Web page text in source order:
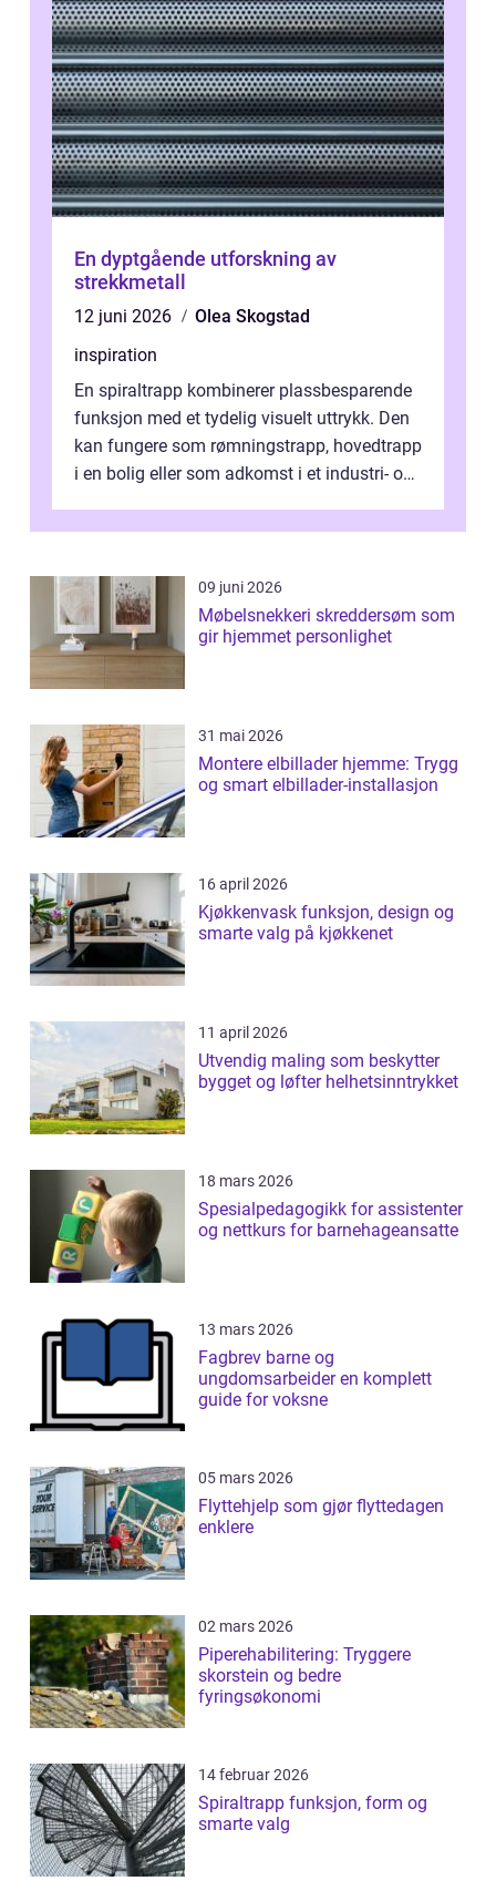
En dyptgående utforskning av
strekkmetall
12 juni 2026
Olea Skogstad
inspiration
En spiraltrapp kombinerer plassbesparende
funksjon med et tydelig visuelt uttrykk. Den
kan fungere som rømningstrapp, hovedtrapp
i en bolig eller som adkomst i et industri- og
09 juni 2026
Møbelsnekkeri skreddersøm som
gir hjemmet personlighet
31 mai 2026
Montere elbillader hjemme: Trygg
og smart elbillader-installasjon
16 april 2026
Kjøkkenvask funksjon, design og
smarte valg på kjøkkenet
11 april 2026
Utvendig maling som beskytter
bygget og løfter helhetsinntrykket
18 mars 2026
Spesialpedagogikk for assistenter
og nettkurs for barnehageansatte
13 mars 2026
Fagbrev barne og
ungdomsarbeider en komplett
guide for voksne
05 mars 2026
Flyttehjelp som gjør flyttedagen
enklere
02 mars 2026
Piperehabilitering: Tryggere
skorstein og bedre
fyringsøkonomi
14 februar 2026
Spiraltrapp funksjon, form og
smarte valg